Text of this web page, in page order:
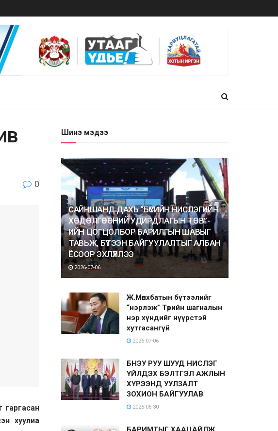
0
гаргасан
хуулиа
Шинэ мэдээ
САЙНШАНД ДАХЬ “БҮСИЙН НИСЛЭГИЙН
ХӨДӨЛГӨӨНИЙ УДИРДЛАГЫН ТӨВ”-
ИЙН ЦОГЦОЛБОР БАРИЛГЫН ШАВЫГ
ТАВЬЖ, БҮТЭЭН БАЙГУУЛАЛТЫГ АЛБАН
ЁСООР ЭХЛҮҮЛЛЭЭ
2026-07-06
Ж.Мөнхбатын бүтээлийг
“нэрлэж” Төрийн шагналын
нэр хүндийг нүүрстэй
хутгасангүй
2026-07-06
БНЭУ РУУ ШУУД НИСЛЭГ
ҮЙЛДЭХ БЭЛТГЭЛ АЖЛЫН
ХҮРЭЭНД УУЛЗАЛТ
ЗОХИОН БАЙГУУЛАВ
2026-06-30